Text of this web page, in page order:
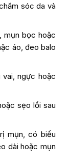
sóc da và
mụn bọc hoặc
áo, đeo balo
vai, ngực hoặc
sẹo lồi sau
mụn, có biểu
dài hoặc mụn